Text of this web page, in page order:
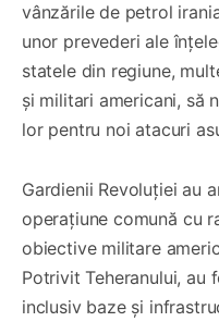
vânzările de petrol
unor prevederi ale
statele din regiune,
și militari americani, să
lor pentru noi atacuri
Gardienii Revoluției au
operațiune comună cu
obiective militare
Potrivit Teheranului,
inclusiv baze și